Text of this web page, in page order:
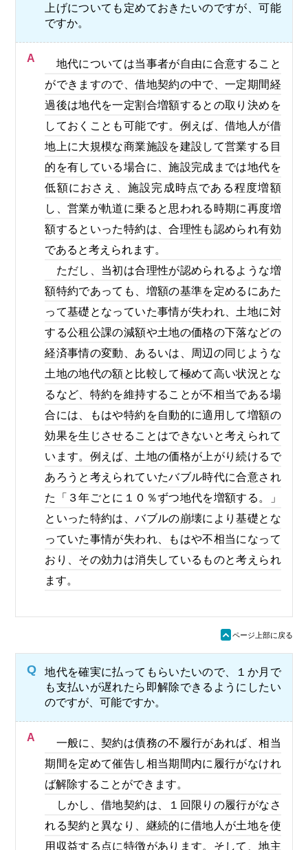
上げについても定めておきたいのですが、可能
ですか。
A
地代については当事者が自由に合意すること
ができますので、借地契約の中で、一定期間経
過後は地代を一定割合増額するとの取り決めを
しておくことも可能です。例えば、借地人が借
地上に大規模な商業施設を建設して営業する目
的を有している場合に、施設完成までは地代を
低額におさえ、施設完成時点である程度増額
し、営業が軌道に乗ると思われる時期に再度増
額するといった特約は、合理性も認められ有効
であると考えられます。
ただし、当初は合理性が認められるような増
額特約であっても、増額の基準を定めるにあた
って基礎となっていた事情が失われ、土地に対
する公租公課の減額や土地の価格の下落などの
経済事情の変動、あるいは、周辺の同じような
土地の地代の額と比較して極めて高い状況とな
るなど、特約を維持することが不相当である場
合には、もはや特約を自動的に適用して増額の
効果を生じさせることはできないと考えられて
います。例えば、土地の価格が上がり続けるで
あろうと考えられていたバブル時代に合意され
た「３年ごとに１０％ずつ地代を増額する。」
といった特約は、バブルの崩壊により基礎とな
っていた事情が失われ、もはや不相当になって
おり、その効力は消失しているものと考えられ
ます。
ü ページ上部に戻る
Q
地代を確実に払ってもらいたいので、１か月で
も支払いが遅れたら即解除できるようにしたい
のですが、可能ですか。
A
一般に、契約は債務の不履行があれば、相当
期間を定めて催告し相当期間内に履行がなけれ
ば解除することができます。
しかし、借地契約は、１回限りの履行がなさ
れる契約と異なり、継続的に借地人が土地を使
用収益する点に特徴があります。そして、地主